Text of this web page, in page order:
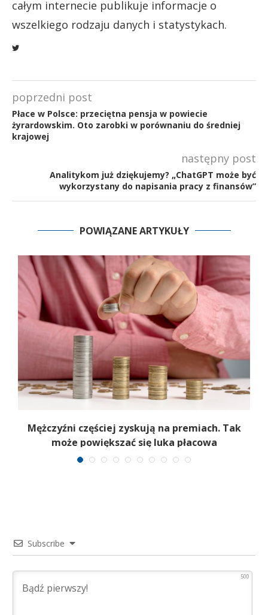
całym internecie publikuje informacje o
wszelkiego rodzaju danych i statystykach.
poprzedni post
Płace w Polsce: przeciętna pensja w powiecie
żyrardowskim. Oto zarobki w porównaniu do średniej
krajowej
następny post
Analitykom już dziękujemy? „ChatGPT może być
wykorzystany do napisania pracy z finansów”
POWIĄZANE ARTYKUŁY
Mężczyźni częściej zyskują na premiach. Tak
może powiększać się luka płacowa
Subscribe
500